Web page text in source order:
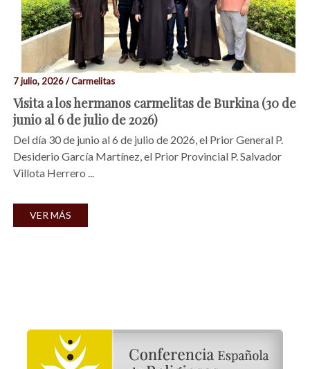
7 julio, 2026 / Carmelitas
Visita a los hermanos carmelitas de Burkina (30 de
junio al 6 de julio de 2026)
Del día 30 de junio al 6 de julio de 2026, el Prior General P.
Desiderio García Martínez, el Prior Provincial P. Salvador
Villota Herrero ...
VER MÁS